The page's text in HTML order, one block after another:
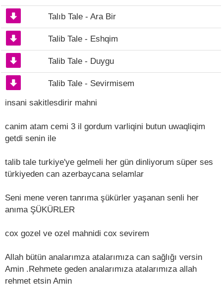
Talıb Tale - Ara Bir
Talib Tale - Eshqim
Talib Tale - Duygu
Talib Tale - Sevirmisem
insani sakitlesdirir mahni
canim atam cemi 3 il gordum varliqini butun uwaqliqim
getdi senin ile
talib tale turkiye'ye gelmeli her gün dinliyorum süper ses
türkiyeden can azerbaycana selamlar
Seni mene veren tanrıma şükürler yaşanan senli her
anıma ŞÜKÜRLER
cox gozel ve ozel mahnidi cox sevirem
Allah bütün analarımza atalarımıza can sağlığı versin
Amin .Rehmete geden analarımıza atalarımıza allah
rehmet etsin Amin